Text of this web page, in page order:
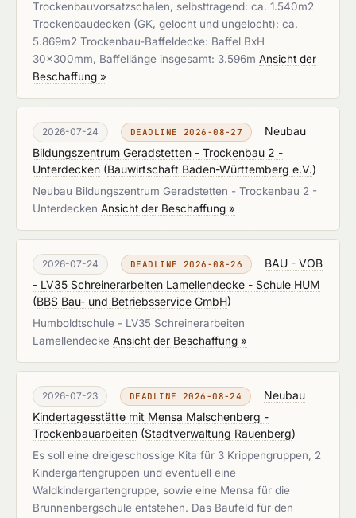
Trockenbauvorsatzschalen, selbsttragend: ca. 1.540m2
Trockenbaudecken (GK, gelocht und ungelocht): ca.
5.869m2 Trockenbau-Baffeldecke: Baffel BxH
30x300mm, Baffellänge insgesamt: 3.596m Ansicht der
Beschaffung »
2026-07-24 DEADLINE 2026-08-27
Neubau
Bildungszentrum Geradstetten - Trockenbau 2 -
Unterdecken (Bauwirtschaft Baden-Württemberg e.V.)
Neubau Bildungszentrum Geradstetten - Trockenbau 2 -
Unterdecken Ansicht der Beschaffung »
2026-07-24 DEADLINE 2026-08-26
BAU - VOB
- LV35 Schreinerarbeiten Lamellendecke - Schule HUM
(BBS Bau- und Betriebsservice GmbH)
Humboldtschule - LV35 Schreinerarbeiten
Lamellendecke Ansicht der Beschaffung »
2026-07-23 DEADLINE 2026-08-24
Neubau
Kindertagesstätte mit Mensa Malschenberg -
Trockenbauarbeiten (Stadtverwaltung Rauenberg)
Es soll eine dreigeschossige Kita für 3 Krippengruppen, 2
Kindergartengruppen und eventuell eine
Waldkindergartengruppe, sowie eine Mensa für die
Brunnenbergschule entstehen. Das Baufeld für den